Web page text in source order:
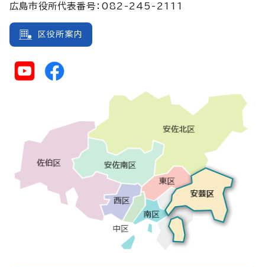
広島市役所代表番号：082-245-2111
区役所案内